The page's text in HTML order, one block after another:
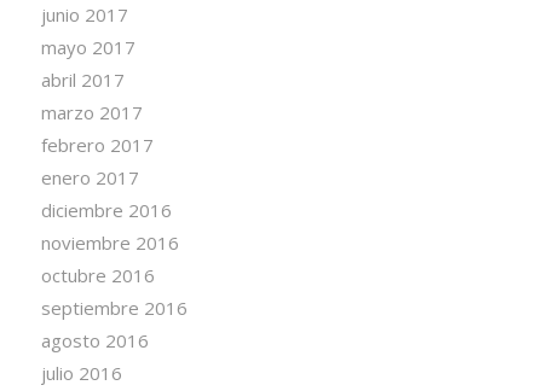
junio 2017
mayo 2017
abril 2017
marzo 2017
febrero 2017
enero 2017
diciembre 2016
noviembre 2016
octubre 2016
septiembre 2016
agosto 2016
julio 2016